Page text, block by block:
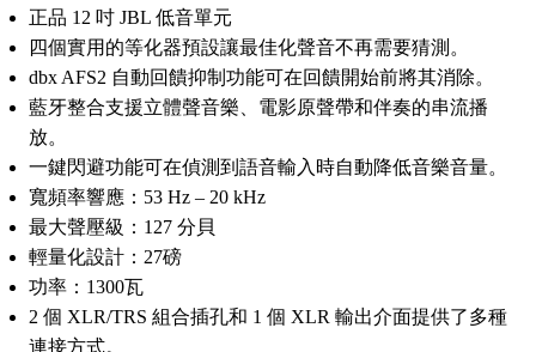
正品 12 吋 JBL 低音單元
四個實用的等化器預設讓最佳化聲音不再需要猜測。
dbx AFS2 自動回饋抑制功能可在回饋開始前將其消除。
藍牙整合支援立體聲音樂、電影原聲帶和伴奏的串流播
放。
一鍵閃避功能可在偵測到語音輸入時自動降低音樂音量。
寬頻率響應：53 Hz – 20 kHz
最大聲壓級：127 分貝
輕量化設計：27磅
功率：1300瓦
2 個 XLR/TRS 組合插孔和 1 個 XLR 輸出介面提供了多種
連接方式。